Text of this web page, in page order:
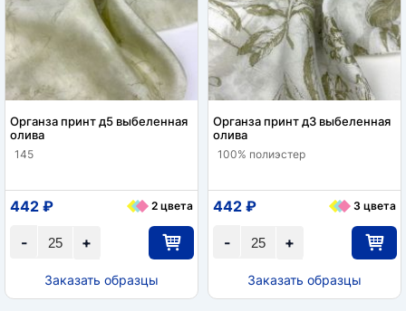
Органза принт д5 выбеленная
олива
145
+
-
442 ₽ 2 цвета
Заказать образцы
Органза принт д3 выбеленная
олива
100% полиэстер
+
-
442 ₽ 3 цвета
Заказать образцы